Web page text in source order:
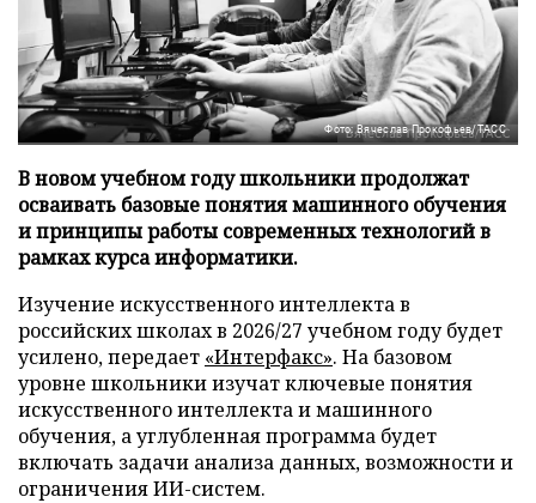
Фото: Вячеслав Прокофьев/ТАСС
В новом учебном году школьники продолжат
осваивать базовые понятия машинного обучения
и принципы работы современных технологий в
рамках курса информатики.
Изучение искусственного интеллекта в
российских школах в 2026/27 учебном году будет
усилено, передает «Интерфакс». На базовом
уровне школьники изучат ключевые понятия
искусственного интеллекта и машинного
обучения, а углубленная программа будет
включать задачи анализа данных, возможности и
ограничения ИИ-систем.